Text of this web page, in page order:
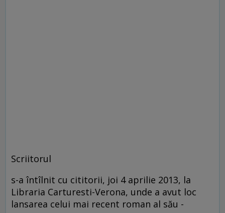
Scriitorul
s-a întîlnit cu cititorii, joi 4 aprilie 2013, la
Libraria Carturesti-Verona, unde a avut loc
lansarea celui mai recent roman al său -